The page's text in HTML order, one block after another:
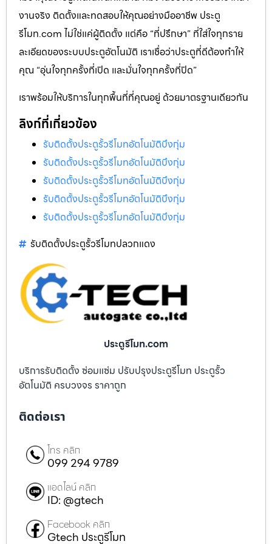
งานจริง ติดตั้งและทดสอบให้คุณอย่างมืออาชีพ ประตู
รีโมท.com ไม่ใช่แค่ผู้ติดตั้ง แต่คือ “ที่ปรึกษา” ที่ใส่ใจทุกราย
ละเอียดของระบบประตูอัตโนมัติ เราเชื่อว่าประตูที่ดีต้องทำให้
คุณ “อุ่นใจทุกครั้งที่เปิด และมั่นใจทุกครั้งที่ปิด”
เราพร้อมให้บริการในทุกพื้นที่ที่คุณอยู่ ด้วยมาตรฐานเดียวกัน
ลิงก์ที่เกี่ยวข้อง
รับติดตั้งประตูรั้วรีโมทอัตโนมัติบึงกุ่ม
รับติดตั้งประตูรั้วรีโมทอัตโนมัติบึงกุ่ม
รับติดตั้งประตูรั้วรีโมทอัตโนมัติบึงกุ่ม
รับติดตั้งประตูรั้วรีโมทอัตโนมัติบึงกุ่ม
รับติดตั้งประตูรั้วรีโมทอัตโนมัติบึงกุ่ม
รับติดตั้งประตูรั้วรีโมทปลวกแดง
ประตูรีโมท.com
บริการรับติดตั้ง ซ่อมแซ่ม ปรับปรุงประตูรีโมท ประตูรั้ว
อัตโนมัติ ครบวงจร ราคาถูก
ติดต่อเรา
โทร คลิก
099 294 9789
แอดไลน์ คลิก
ID: @gtech
Facebook คลิก
Gtech ประตูรีโมท